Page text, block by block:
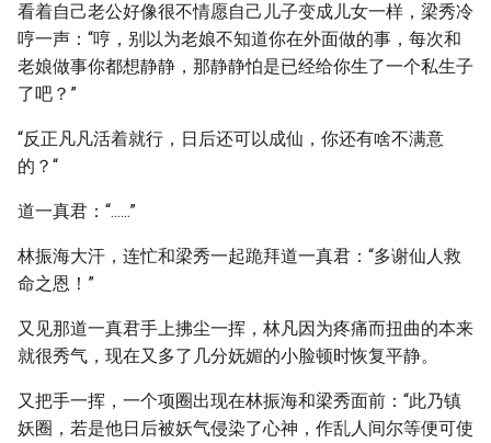
看着自己老公好像很不情愿自己儿子变成儿女一样，梁秀冷
哼一声：“哼，别以为老娘不知道你在外面做的事，每次和
老娘做事你都想静静，那静静怕是已经给你生了一个私生子
了吧？”
“反正凡凡活着就行，日后还可以成仙，你还有啥不满意
的？“
道一真君：“......”
林振海大汗，连忙和梁秀一起跪拜道一真君：“多谢仙人救
命之恩！”
又见那道一真君手上拂尘一挥，林凡因为疼痛而扭曲的本来
就很秀气，现在又多了几分妩媚的小脸顿时恢复平静。
又把手一挥，一个项圈出现在林振海和梁秀面前：“此乃镇
妖圈，若是他日后被妖气侵染了心神，作乱人间尔等便可使